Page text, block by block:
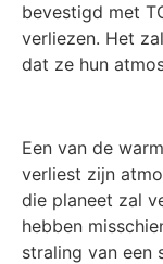
bevestigd met
verliezen. Het
dat ze hun
Een van de
verliest zijn
die planeet zal
hebben
straling van een